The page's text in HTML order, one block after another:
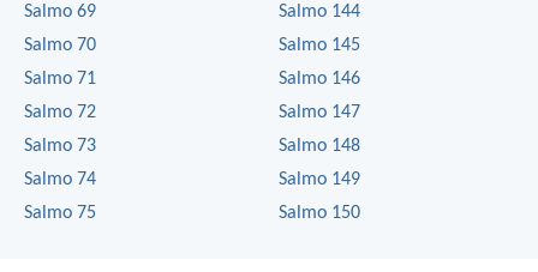
Salmo 69
Salmo 70
Salmo 71
Salmo 72
Salmo 73
Salmo 74
Salmo 75
Salmo 144
Salmo 145
Salmo 146
Salmo 147
Salmo 148
Salmo 149
Salmo 150